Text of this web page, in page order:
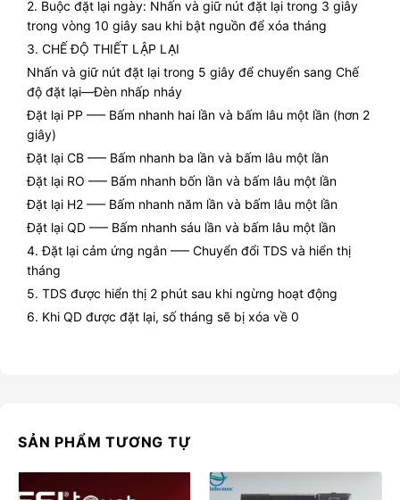
2. Buộc đặt lại ngày: Nhấn và giữ nút đặt lại trong 3 giây
trong vòng 10 giây sau khi bật nguồn để xóa tháng
3. CHẾ ĐỘ THIẾT LẬP LẠI
Nhấn và giữ nút đặt lại trong 5 giây để chuyển sang Chế
độ đặt lại—Đèn nhấp nháy
Đặt lại PP —– Bấm nhanh hai lần và bấm lâu một lần (hơn 2
giây)
Đặt lại CB —– Bấm nhanh ba lần và bấm lâu một lần
Đặt lại RO —– Bấm nhanh bốn lần và bấm lâu một lần
Đặt lại H2 —– Bấm nhanh năm lần và bấm lâu một lần
Đặt lại QD —– Bấm nhanh sáu lần và bấm lâu một lần
4. Đặt lại cảm ứng ngắn —– Chuyển đổi TDS và hiển thị
tháng
5. TDS được hiển thị 2 phút sau khi ngừng hoạt động
6. Khi QD được đặt lại, số tháng sẽ bị xóa về 0
SẢN PHẨM TƯƠNG TỰ